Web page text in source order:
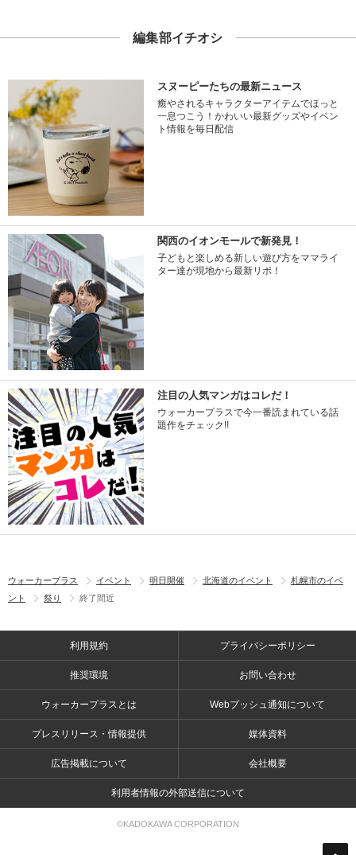
編集部イチオシ
スヌーピーたちの最新ニュース
癒やされるキャラクターアイテムでほっと
一息つこう！かわいい最新グッズやイベン
ト情報を毎日配信
関西のイオンモールで新発見！
子どもと楽しめる新しい遊び方をママライ
ター達が現地から最新リポ！
注目の人気マンガはコレだ！
ウォーカープラスで今一番読まれている話
題作をチェック!!
ウォーカープラス イベント 明日開催 北海道のイベント
札幌市のイベ
ント
祭り 終了間近
利用規約 プライバシーポリシー
推奨環境 お問い合わせ
ウォーカープラスとは Webプッシュ通知について
プレスリリース・情報提供 媒体資料
広告掲載について 会社概要
利用者情報の外部送信について
©KADOKAWA CORPORATION